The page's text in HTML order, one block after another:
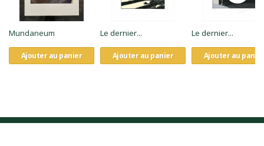
Mundaneum
Ajouter au panier
Le dernier...
Ajouter au panier
Le dernier...
Ajouter au